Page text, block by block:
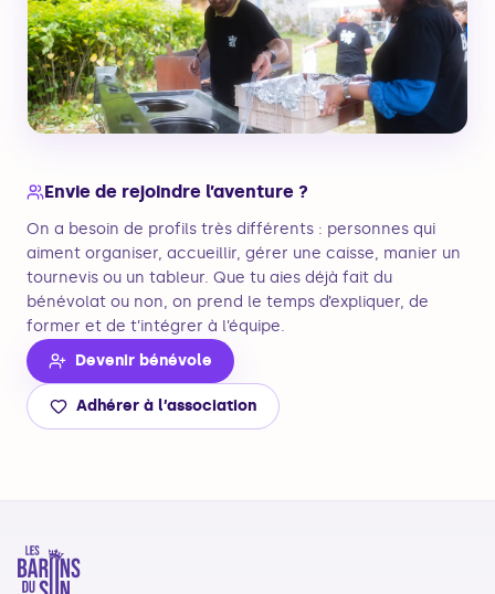
Envie de rejoindre l’aventure ?
On a besoin de profils très différents : personnes qui
aiment organiser, accueillir, gérer une caisse, manier un
tournevis ou un tableur. Que tu aies déjà fait du
bénévolat ou non, on prend le temps d’expliquer, de
former et de t’intégrer à l’équipe.
Devenir bénévole
Adhérer à l’association